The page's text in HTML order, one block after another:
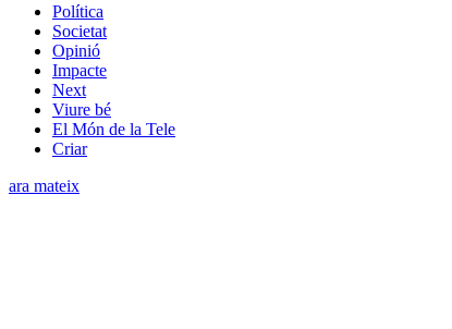
Política
Societat
Opinió
Impacte
Next
Viure bé
El Món de la Tele
Criar
ara mateix